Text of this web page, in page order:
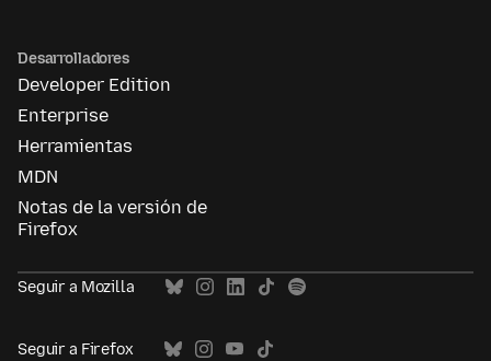
Desarrolladores
Developer Edition
Enterprise
Herramientas
MDN
Notas de la versión de
Firefox
Seguir a Mozilla
Seguir a Firefox